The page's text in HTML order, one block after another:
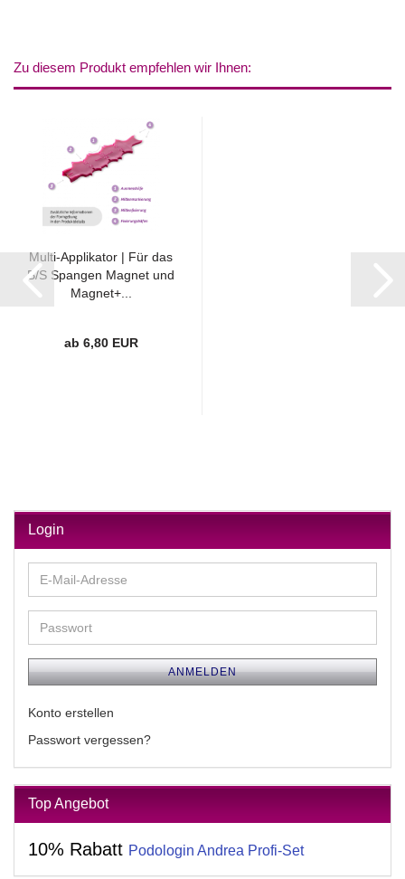
Zu diesem Produkt empfehlen wir Ihnen:
Multi-Applikator | Für das
B/S Spangen Magnet und
Magnet+...
ab 6,80 EUR
Login
E-
Mail-
Adresse
Passwort
ANMELDEN
Konto erstellen
Passwort vergessen?
Top Angebot
10% Rabatt Podologin Andrea Profi-Set